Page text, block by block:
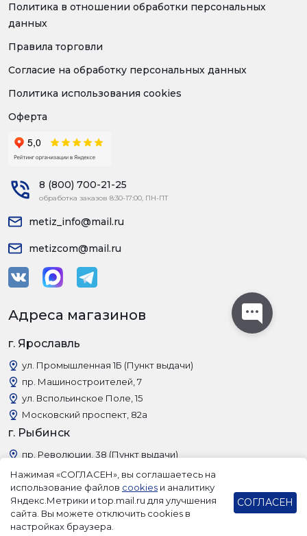
Политика в отношении обработки персональных
данных
Правила торговли
Согласие на обработку персональных данных
Политика использования cookies
Оферта
8 (800) 700-21-25
обработка заказов 8:30-17:00, ПН-ПТ
metiz_info@mail.ru
metizcom@mail.ru
Адреса магазинов
г. Ярославль
ул. Промышленная 1Б (Пункт выдачи)
пр. Машиностроителей, 7
ул. Вспольинское Поле, 15
Московский проспект, 82а
г. Рыбинск
пр. Революции, 38 (Пункт выдачи)
Нажимая «СОГЛАСЕН», вы соглашаетесь на
использование файлов cookies и аналитику
Яндекс.Метрики и top.mail.ru для улучшения
сайта. Вы можете отключить cookies в
настройках браузера.
СОГЛАСЕН